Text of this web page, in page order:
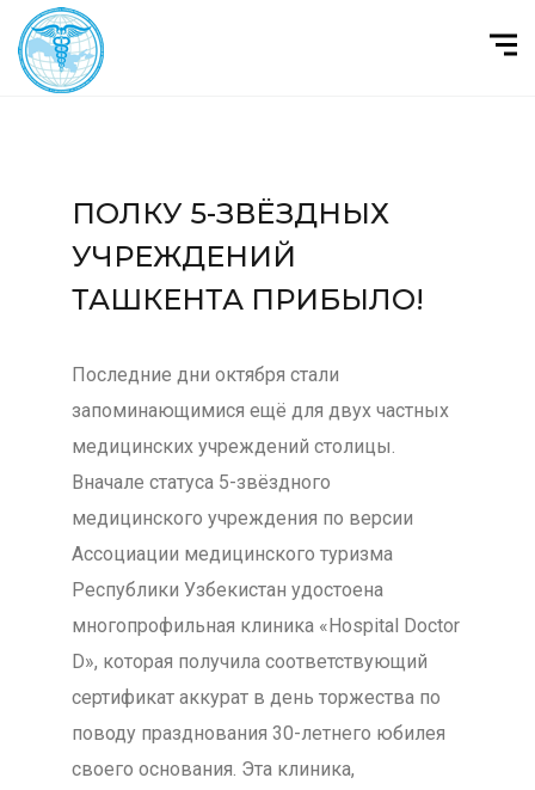
ПОЛКУ 5-ЗВЁЗДНЫХ
УЧРЕЖДЕНИЙ
ТАШКЕНТА ПРИБЫЛО!
Последние дни октября стали
запоминающимися ещё для двух частных
медицинских учреждений столицы.
Вначале статуса 5-звёздного
медицинского учреждения по версии
Ассоциации медицинского туризма
Республики Узбекистан удостоена
многопрофильная клиника «Hospital Doctor
D», которая получила соответствующий
сертификат аккурат в день торжества по
поводу празднования 30-летнего юбилея
своего основания. Эта клиника,